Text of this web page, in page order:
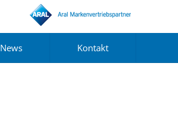
News Kontakt